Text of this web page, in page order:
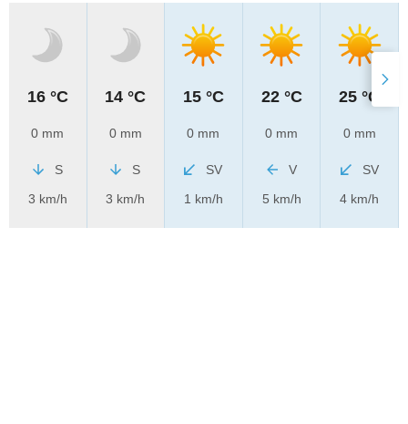
16 °C
0 mm
S
3 km/h
14 °C
0 mm
S
3 km/h
15 °C
0 mm
SV
1 km/h
22 °C
0 mm
V
5 km/h
25 °C
0 mm
SV
4 km/h